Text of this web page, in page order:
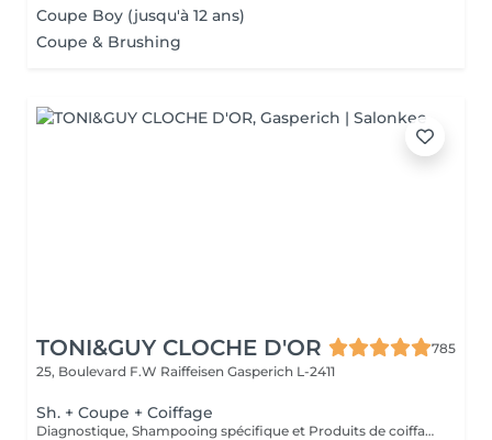
Coupe Boy (jusqu'à 12 ans)
Coupe & Brushing
TONI&GUY CLOCHE D'OR
785
25, Boulevard F.W Raiffeisen Gasperich L-2411
Sh. + Coupe + Coiffage
Diagnostique, Shampooing spécifique et Produits de coiffage inclus.